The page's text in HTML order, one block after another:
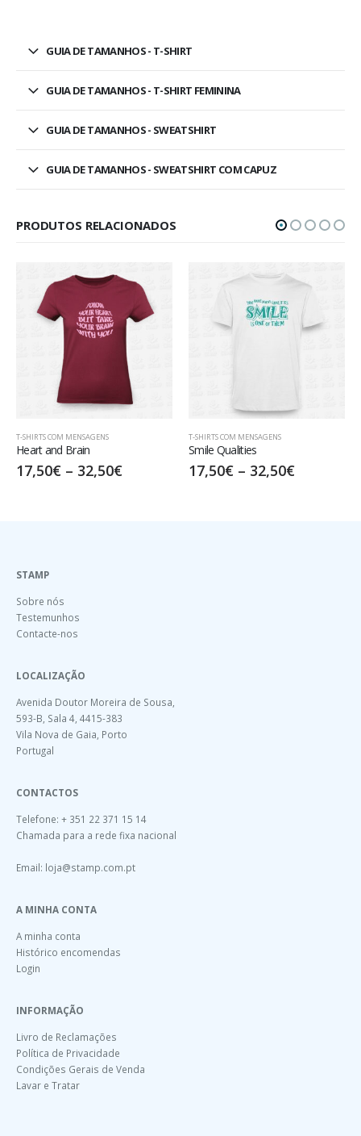
GUIA DE TAMANHOS - T-SHIRT
GUIA DE TAMANHOS - T-SHIRT FEMININA
GUIA DE TAMANHOS - SWEATSHIRT
GUIA DE TAMANHOS - SWEATSHIRT COM CAPUZ
PRODUTOS RELACIONADOS
T-SHIRTS COM MENSAGENS
Smile Qualities
17,50€–32,50
T-SHIRTS COM MENSAGENS
Flower Power
15,00€–30,00
STAMP
Sobre nós
Testemunhos
Contacte-nos
LOCALIZAÇÃO
Avenida Doutor Moreira de Sousa,
593-B, Sala 4, 4415-383
Vila Nova de Gaia, Porto
Portugal
CONTACTOS
Telefone: + 351 22 371 15 14
Chamada para a rede fixa nacional
Email: loja@stamp.com.pt
A MINHA CONTA
A minha conta
Histórico encomendas
Login
INFORMAÇÃO
Livro de Reclamações
Política de Privacidade
Condições Gerais de Venda
Lavar e Tratar